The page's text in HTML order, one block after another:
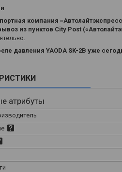
компания
из пунктов City Post
давления YAODA SK-2B уже
атрибуты